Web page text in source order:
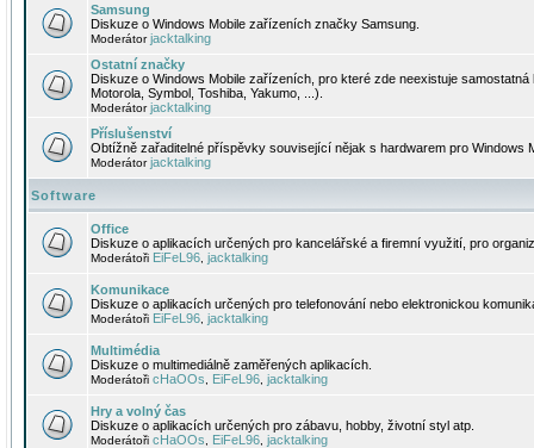
Samsung
Diskuze o Windows Mobile zařízeních značky Samsung.
Moderátorjacktalking
Ostatní značky
Diskuze o Windows Mobile zařízeních, pro které zde neexistuje
Motorola, Symbol, Toshiba, Yakumo, ...).
Moderátorjacktalking
Příslušenství
Obtížně zařaditelné příspěvky související nějak s hardwarem pro Windows
Moderátorjacktalking
Software
Office
Diskuze o aplikacích určených pro kancelářské a firemní využití, pro
Moderátoři EiFeL96 jacktalking
Komunikace
Diskuze o aplikacích určených pro telefonování nebo elektronickou
Moderátoři EiFeL96 jacktalking
Multimédia
Diskuze o multimediálně zaměřených aplikacích.
Moderátoři cHaOOs EiFeL96 jacktalking
Hry a volný čas
Diskuze o aplikacích určených pro zábavu, hobby, životní styl atp.
Moderátoři cHaOOs EiFeL96 jacktalking